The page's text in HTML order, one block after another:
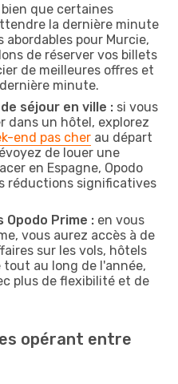
bien que certaines
la dernière minute
pour Murcie,
de réserver vos billets
de meilleures offres et
minute.
séjour en ville : si vous
dans un hôtel, explorez
end pas cher au départ
de louer une
en Espagne, Opodo
réductions significatives
Prime : en vous
vous aurez accès à de
sur les vols, hôtels
au long de l'année,
plus de flexibilité et de
opérant entre